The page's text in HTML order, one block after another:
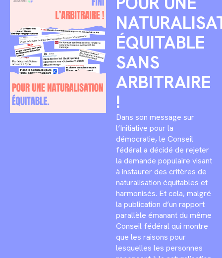
ÉQUITABLE
SANS
ARBITRAIRE
!
Dans son message sur
l’Initiative pour la
démocratie, le Conseil
fédéral a décidé de rejeter
la demande populaire visant
à instaurer des critères de
naturalisation équitables et
harmonisés. Et cela, malgré
la publication d’un rapport
parallèle émanant du même
Conseil fédéral qui montre
que les raisons pour
lesquelles les personnes